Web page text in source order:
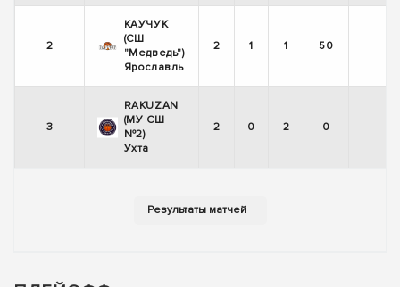
2
КАУЧУК
(СШ
"Медведь")
Ярославль
2 1 1 50
3
RAKUZAN
(МУ СШ
№2)
Ухта
2 0 2 0